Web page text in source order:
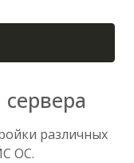
различных
ОС.